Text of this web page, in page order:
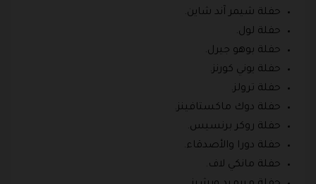
حفلة شيمر آند شاين.
حفلة لول.
حفلة بوهو جيرل.
حفلة يوني كورنز.
حفلة ترولز.
حفلة دوك ماكستافينز.
حفلة روكر برنسيس.
حفلة دورا والأصدقاء.
حفلة مانكي لاف.